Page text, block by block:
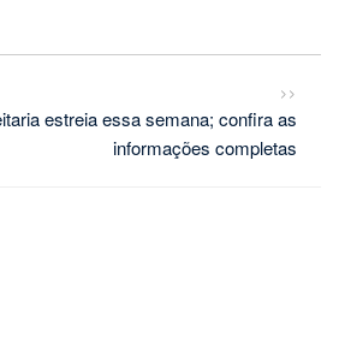
>>
estreia essa semana; confira as
informações completas